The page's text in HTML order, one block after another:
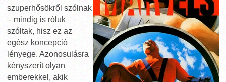
szuperhősökről szólnak
– mindig is róluk
szóltak, hisz ez az
egész koncepció
lényege. Azonosulásra
kényszerít olyan
emberekkel, akik